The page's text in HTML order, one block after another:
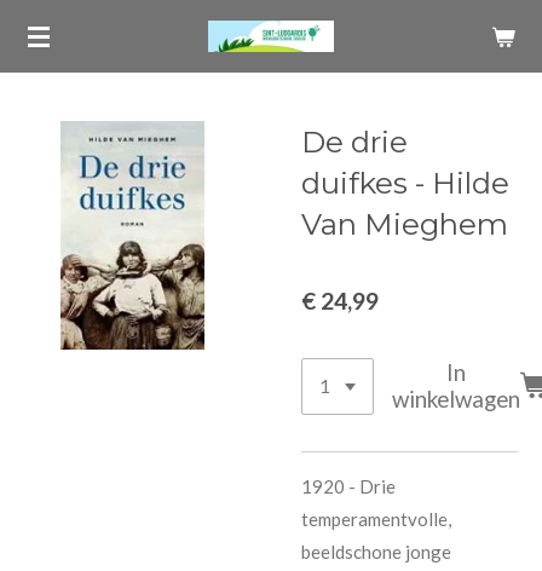
Ga
hoofdinhoud
De drie
duifkes - Hilde
Van Mieghem
€ 24,99
In
winkelwagen
1920 - Drie
temperamentvolle,
beeldschone jonge